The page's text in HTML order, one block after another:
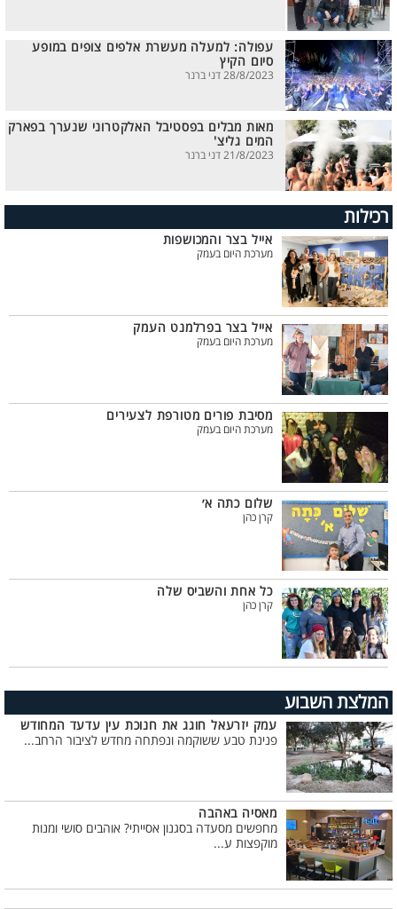
עפולה: למעלה מעשרת אלפים צופים במופע
סיום הקיץ
28/8/2023 דני ברנר
מאות מבלים בפסטיבל האלקטרוני שנערך בפארק
המים גליצ'
21/8/2023 דני ברנר
רכילות
אייל בצר והמכושפות
מערכת היום בעמק
אייל בצר בפרלמנט העמק
מערכת היום בעמק
מסיבת פורים מטורפת לצעירים
מערכת היום בעמק
שלום כתה א׳
קרן כהן
כל אחת והשביס שלה
קרן כהן
המלצת השבוע
עמק יזרעאל חוגג את חנוכת עין עדעד המחודש
פנינת טבע ששוקמה ונפתחה מחדש לציבור הרחב...
מאסיה באהבה
מחפשים מסעדה בסגנון אסייתי? אוהבים סושי ומנות
מוקפצות ע...